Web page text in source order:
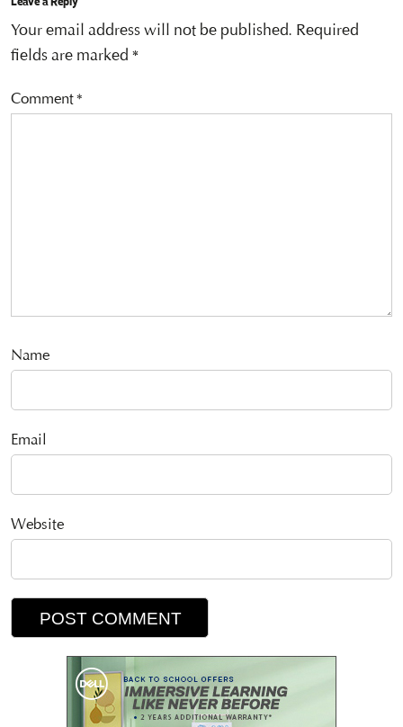
Your email address will not be published. Required
fields are marked *
Comment*
Name
Email
Website